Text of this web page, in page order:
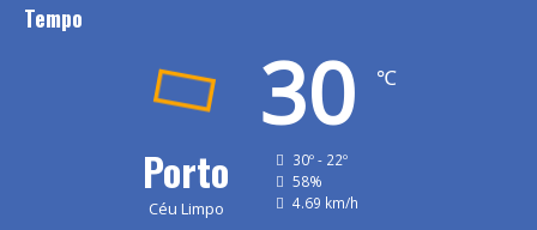
Tempo
Porto
Céu Limpo
30 ℃
30º - 22º
58%
4.69 km/h